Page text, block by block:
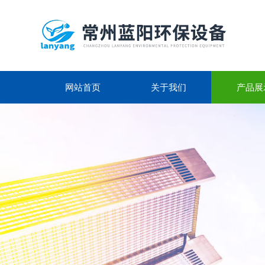
网站首页 关于我们 产品